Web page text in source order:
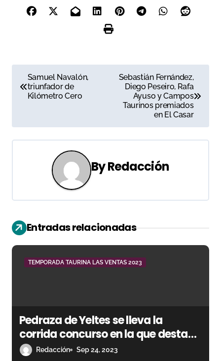
a
e
c
i
ó
n
e
n
Samuel Navalón,
triunfador de
Kilómetro Cero
Sebastián Fernández,
Diego Peseiro, Rafa
Ayuso y Campos
Taurinos premiados
en El Casar
ByRedacción
Entradas relacionadas
TEMPORADA TAURINA LAS VENTAS 2023
Pedraza de Yeltes se lleva la
corrida concurso en la que destaca
Gómez del Pilar
Redacción Sep 24, 2023